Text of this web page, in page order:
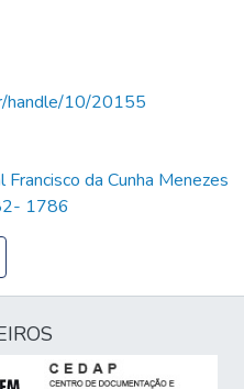
handle/10/20155
da Cunha Menezes
1786